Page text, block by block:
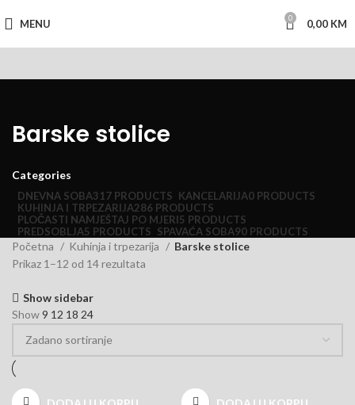
MENU 0 0,00 KM
Barske stolice
Categories
DNEVNA SOBA317 PRODUCTS KANCELARIJA0 PRODUCTS
KUHINJA I TRPEZARIJA286 PRODUCTS
PLOČASTI NAMJEŠTAJ PO MJERI5 PRODUCTS
PREDSOBLJA5 PRODUCTS SPAVAĆA SOBA90 PRODUCTS
Početna Kuhinja i trpezarija
Barske stolice
Prikaz 1–12 od 14 rezultata
Show sidebar
Show9 12 18 24